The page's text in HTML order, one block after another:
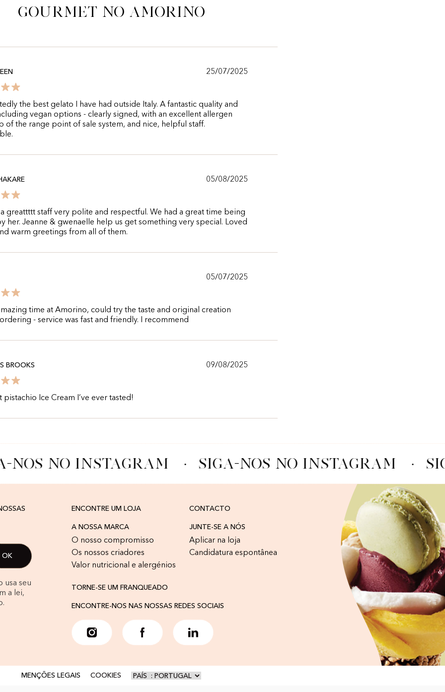
gourmet no Amorino
25/07/2025
the best gelato I have had outside Italy. A fantastic quality and
vegan options - clearly signed, with an excellent allergen
of the range point of sale system, and nice, helpful staff.
05/08/2025
a greattttt staff very polite and respectful. We had a great time being
her. Jeanne & gwenaelle help us get something very special. Loved
warm greetings from all of them.
05/07/2025
time at Amorino, could try the taste and original creation
- service was fast and friendly. I recommend
BROOKS 09/08/2025
pistachio Ice Cream I’ve ever tasted!
NOS NO INSTAGRAM SIGA-NOS NO INSTAGRAM
usa seu
a lei,
ENCONTRE UM LOJA CONTACTO
A NOSSA MARCA
O nosso compromisso
Os nossos criadores
Valor nutricional e alergénios
JUNTE-SE A NÓS
Aplicar na loja
Candidatura espontânea
TORNE-SE UM FRANQUEADO
ENCONTRE-NOS NAS NOSSAS REDES SOCIAIS
MENÇÕES LEGAIS COOKIES